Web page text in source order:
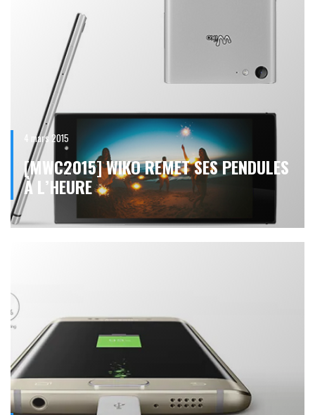
4 mars 2015
[MWC2015] WIKO REMET SES PENDULES
À L’HEURE